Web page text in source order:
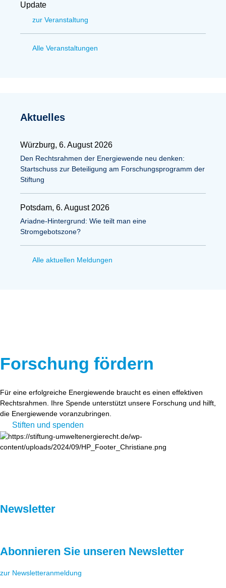
Update
zur Veranstaltung
Alle Veranstaltungen
Aktuelles
Würzburg, 6. August 2026
Den Rechtsrahmen der Energiewende neu denken:
Startschuss zur Beteiligung am Forschungsprogramm der
Stiftung
Potsdam, 6. August 2026
Ariadne-Hintergrund: Wie teilt man eine
Stromgebotszone?
Alle aktuellen Meldungen
Forschung fördern
Für eine erfolgreiche Energiewende braucht es einen effektiven
Rechtsrahmen. Ihre Spende unterstützt unsere Forschung und hilft,
die Energiewende voranzubringen.
Stiften und spenden
Newsletter
Abonnieren Sie unseren Newsletter
zur Newsletteranmeldung